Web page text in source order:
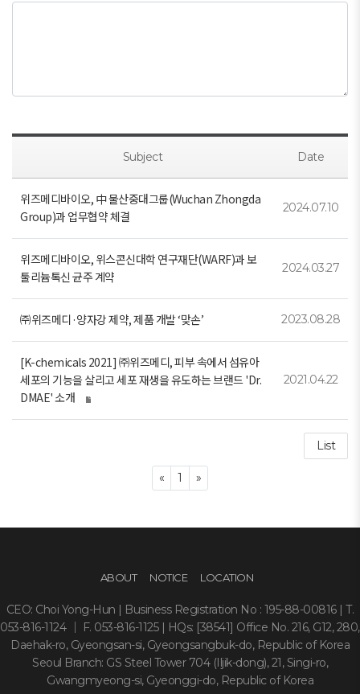
Subject Date
위즈메디바이오, 中 물산중대그룹(Wuchan Zhongda
Group)과 업무협약 체결
2024.07.10
위즈메디바이오, 위스콘신대학 연구재단(WARF)과 보
툴리늄톡신 균주 계약
2024.03.27
㈜위즈메디·양자강 제약, 제품 개발 ‘맞손’ 2023.08.28
[K-chemicals 2021] ㈜위즈메디, 피부 속에서 섬유아
세포의 기능을 살리고 세포 재생을 유도하는 브랜드 'Dr.
DMAE' 소개
2021.04.22
List
«Previous
1 »Next
ABOUT NOTICE LOCATION
CEO: Choi Yong-Hun | Business Registration No : 195-88-00816 | T.
053-816-1124 ｜ F. 053-816-1125 | HQs: [38541] Office No. 216, G12, 280,
Daehak-ro, Gyeongsan-si, Gyeongsangbuk-do, Republic of Korea
Seoul Branch: GS Steel Tower 704 (Iljik-dong), 21, Singi-ro,
Gwangmyeong-si, Gyeonggi-do, Republic of Korea